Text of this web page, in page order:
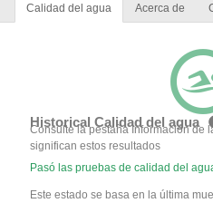
Calidad del agua Acerca de
Historical Calidad del agua
Consulte la pestaña Información de
significan estos resultados
Pasó las pruebas de calidad del
Este estado se basa en la última